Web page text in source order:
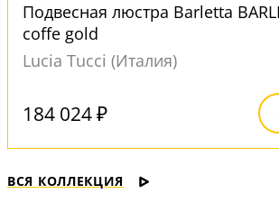
Подвесная люстра Barletta
coffe gold
Lucia Tucci (Италия)
184 024 ₽
ВСЯ КОЛЛЕКЦИЯ